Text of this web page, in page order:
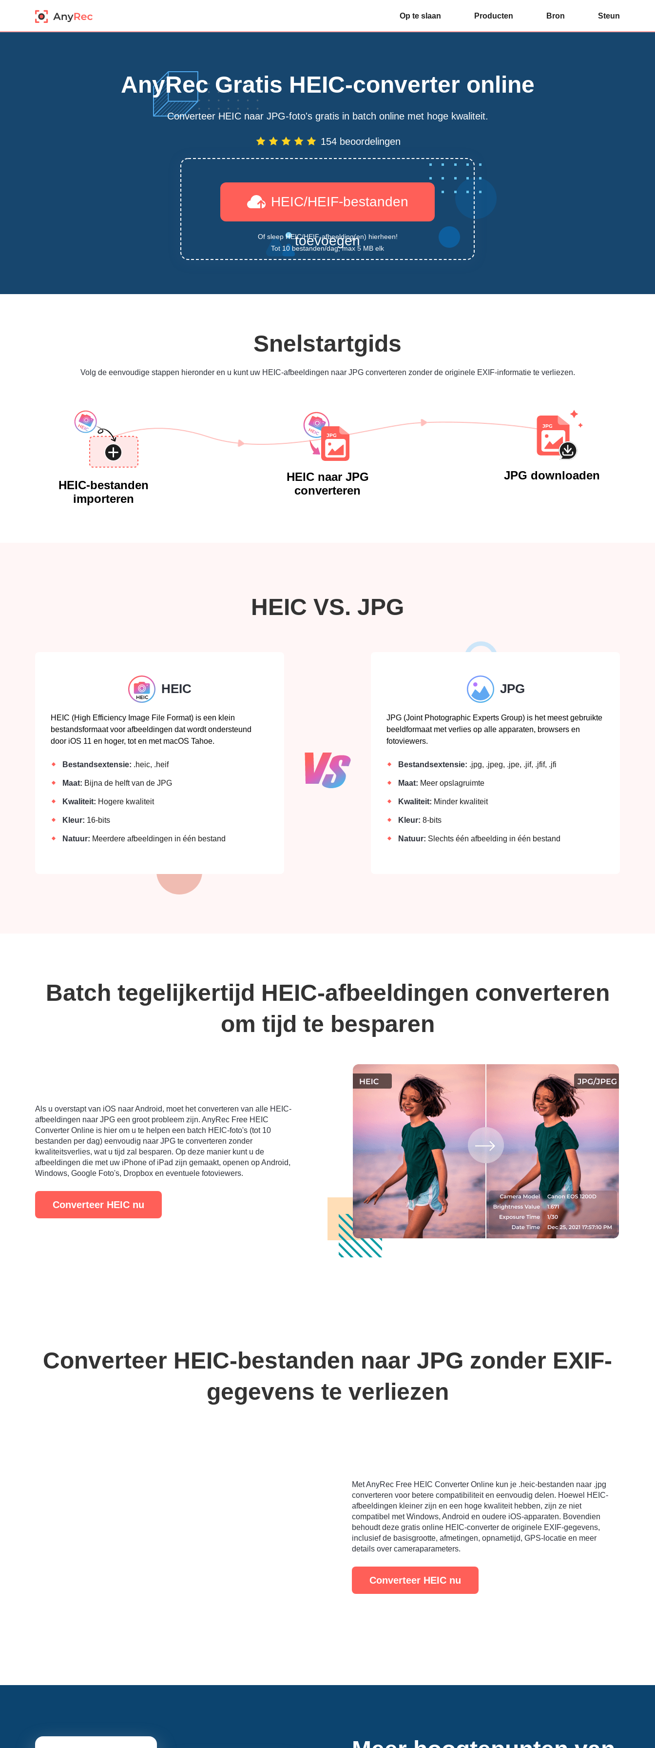
Op te slaan Producten Bron Steun
AnyRec Gratis HEIC-converter online
Converteer HEIC naar JPG-foto's gratis in batch online met hoge kwaliteit.
154 beoordelingen
HEIC/HEIF-bestanden
toevoegen
Of sleep HEIC/HEIF-afbeelding(en) hierheen!
Tot 10 bestanden/dag, max 5 MB elk
Snelstartgids
Volg de eenvoudige stappen hieronder en u kunt uw HEIC-afbeeldingen naar JPG converteren zonder de originele EXIF-informatie te verliezen.
HEIC-bestanden
importeren
HEIC naar JPG
converteren
JPG downloaden
HEIC VS. JPG
HEIC
HEIC (High Efficiency Image File Format) is een klein
bestandsformaat voor afbeeldingen dat wordt ondersteund
door iOS 11 en hoger, tot en met macOS Tahoe.
Bestandsextensie: .heic, .heif
Maat: Bijna de helft van de JPG
Kwaliteit: Hogere kwaliteit
Kleur: 16-bits
Natuur: Meerdere afbeeldingen in één bestand
JPG
JPG (Joint Photographic Experts Group) is het meest gebruikte
beeldformaat met verlies op alle apparaten, browsers en
fotoviewers.
Bestandsextensie: .jpg, .jpeg, .jpe, .jif, .jfif, .jfi
Maat: Meer opslagruimte
Kwaliteit: Minder kwaliteit
Kleur: 8-bits
Natuur: Slechts één afbeelding in één bestand
Batch tegelijkertijd HEIC-afbeeldingen converteren
om tijd te besparen
Als u overstapt van iOS naar Android, moet het converteren van alle HEIC-
afbeeldingen naar JPG een groot probleem zijn. AnyRec Free HEIC
Converter Online is hier om u te helpen een batch HEIC-foto's (tot 10
bestanden per dag) eenvoudig naar JPG te converteren zonder
kwaliteitsverlies, wat u tijd zal besparen. Op deze manier kunt u de
afbeeldingen die met uw iPhone of iPad zijn gemaakt, openen op Android,
Windows, Google Foto's, Dropbox en eventuele fotoviewers.
Converteer HEIC nu
Converteer HEIC-bestanden naar JPG zonder EXIF-
gegevens te verliezen
Met AnyRec Free HEIC Converter Online kun je .heic-bestanden naar .jpg
converteren voor betere compatibiliteit en eenvoudig delen. Hoewel HEIC-
afbeeldingen kleiner zijn en een hoge kwaliteit hebben, zijn ze niet
compatibel met Windows, Android en oudere iOS-apparaten. Bovendien
behoudt deze gratis online HEIC-converter de originele EXIF-gegevens,
inclusief de basisgrootte, afmetingen, opnametijd, GPS-locatie en meer
details over cameraparameters.
Converteer HEIC nu